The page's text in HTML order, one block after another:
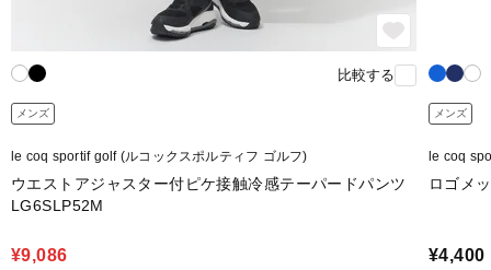
比較する
メンズ
le coq sportif golf (ルコックスポルティフ ゴルフ)
ウエストアジャスター付ピケ接触冷感テーパードパンツ
LG6SLP52M
¥9,086
メンズ
le coq
ロゴメ
¥4,400